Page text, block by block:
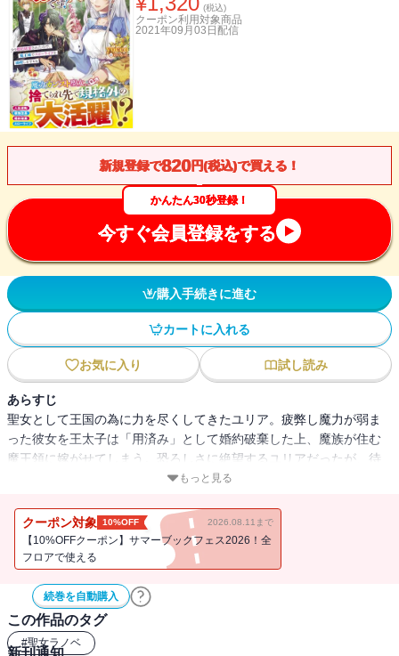
(税込)
クーポン利用対象商品
2021年09月03日 配信
新規登録で820円(税込)で買える！
かんたん30秒登録！
今すぐ会員登録をする
購入手続きに進む
カートに入れる
お気に入り 試し読み
あらすじ
聖女として王国の為に力を尽くしてきたユリア。疲弊し魔力が弱ま
った彼女を王太子は「用済み」として婚約破棄した上、魔族が住む
魔王領に嫁がせてしまう。恐ろしさに絶望するユリアだったが、待
っていたのは予想外に優しくて温かい魔族からのおもてなしだっ
り、大活躍するユリアをみんなが愛するようになる。一方、代わり
の新しい聖女には、ユリアの後任は荷が重すぎたようで・・・!? 大
人気WEB小説、大幅加筆で待望の書籍化！
もっと見る
クーポン対象 10%OFF 2026.08.11まで
【10%OFFクーポン】サマーブックフェス2026！全
フロアで使える
続巻を自動購入
この作品のタグ
#聖女ラノベ
新刊通知